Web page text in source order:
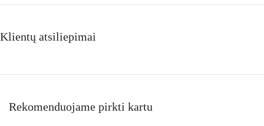
Klientų atsiliepimai
Rekomenduojame pirkti kartu